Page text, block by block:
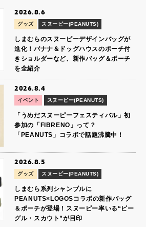
2026.8.6
グッズ スヌーピー(PEANUTS)
しまむらのスヌーピーデザインバッグが
進化！バナナ＆ドッグハウスのポーチ付
きショルダーなど、新作バッグ＆ポーチ
を全紹介
2026.8.4
イベント スヌーピー(PEANUTS)
「うめだスヌーピーフェスティバル」初
参加の「FIBRENO」って？
「PEANUTS」コラボで話題沸騰中！
2026.8.5
グッズ スヌーピー(PEANUTS)
しまむら系列シャンブルに
PEANUTS×LOGOSコラボの新作バッグ
＆ポーチが登場！スヌーピー率いる“ビー
グル・スカウト”が目印